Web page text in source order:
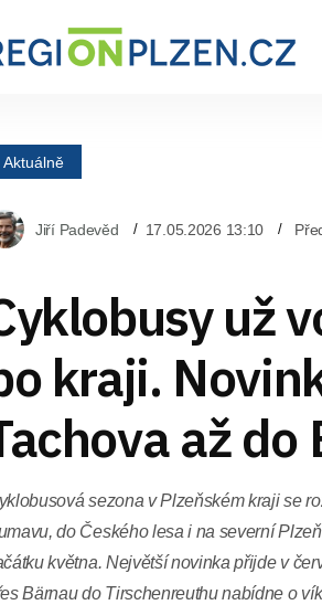
Aktuálně
Jiří Padevěd 17.05.2026 13:10
už
kraji.
až do
sezona v Plzeňském kraji se
do Českého lesa i na severní
května. Největší novinka přijde v
Bärnau do Tirschenreuthu nabídne o